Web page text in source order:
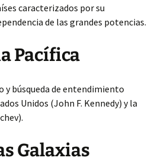
caracterizados por su
de las grandes potencias.
Pacífica
y búsqueda de entendimiento
Unidos (John F. Kennedy) y la
Galaxias